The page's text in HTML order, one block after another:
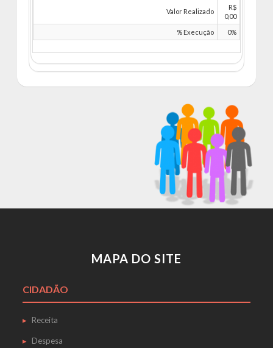
Valor Realizado
R$
0,00
% Execução
0%
MAPA DO SITE
CIDADÃO
Receita
Despesa